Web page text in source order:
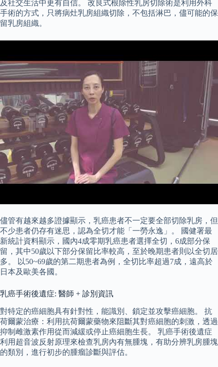
及社交生活中更有自信。 改良式根除性乳房切除術是利用外科
手術的方式，只將病灶乳房組織切除，不包括淋巴，儘可能的保
留乳房組織。
儘管有越來越多證據顯示，乳癌患者不一定要全部切除乳房，但
不少患者仍存有迷思，認為全切才能「一勞永逸」。 國健署最
新統計資料顯示，國內4成零期乳癌患者選擇全切，6成部分保
留，其中50歲以下部分保留比率較高，至於晚期患者則以全切居
多。 以50~69歲的第二期患者為例，全切比率超過7成，遠高於
日本及歐美各國。
乳癌手術後遺症: 醫師 + 診別資訊
對特定的癌細胞具有針對性，能識別、鎖定並攻擊癌細胞。 抗
荷爾蒙治療：利用抗荷爾蒙藥物來阻斷其對癌細胞的刺激，透過
抑制雌激素作用從而減緩或停止癌細胞生長。 乳癌手術後遺症
利用超音波反射原理來檢查乳房內有無腫塊，有助分辨乳房腫塊
的類別，進行初步的腫瘤診斷與評估。